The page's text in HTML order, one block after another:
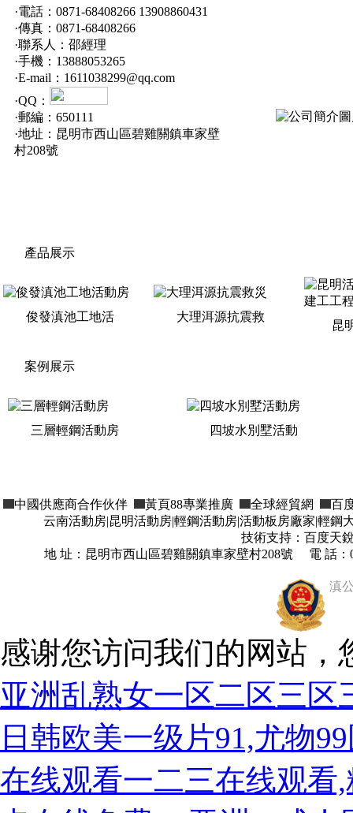
·電話：0871-68408266 13908860431
·傳真：0871-68408266
·聯系人：邵經理
·手機：13888053265
·E-mail：1611038299@qq.com
·QQ：
·郵編：650111
·地址：昆明市西山區碧雞關鎮車家壁
村208號
產品展示
俊發滇池工地活 大理洱源抗震救
昆
案例展示
三層輕鋼活動房 四坡水別墅活動
中國供應商合作伙伴 黃頁88專業推廣 全球經貿網
百
云南活動房|昆明活動房|輕鋼活動房|活動板房廠家|輕
技術支持：百度天
地 址：昆明市西山區碧雞關鎮車家壁村208號 電 話：
滇
感谢您访问我们的网站，
亚洲乱熟女一区二区三区
日韩欧美一级片91,尤物
在线观看一二三在线观看